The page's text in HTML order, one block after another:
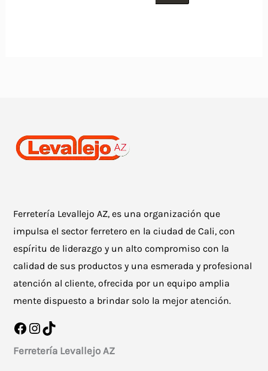
Ferretería Levallejo AZ, es una organización que
impulsa el sector ferretero en la ciudad de Cali, con
espíritu de liderazgo y un alto compromiso con la
calidad de sus productos y una esmerada y profesional
atención al cliente, ofrecida por un equipo amplia
mente dispuesto a brindar solo la mejor atención.
Facebook
Instagram
TikTok
Ferretería Levallejo AZ